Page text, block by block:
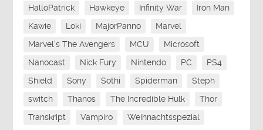
HalloPatrick
Hawkeye Infinity War
Iron Man
Kawie
Loki MajorPanno
Marvel
Marvel's The Avengers
MCU
Microsoft
Nanocast
Nick Fury Nintendo PC
PS4
Shield
Sony Sothi Spiderman
Steph
switch
Thanos The Incredible Hulk
Thor
Transkript
Vampiro Weihnachtsspezial